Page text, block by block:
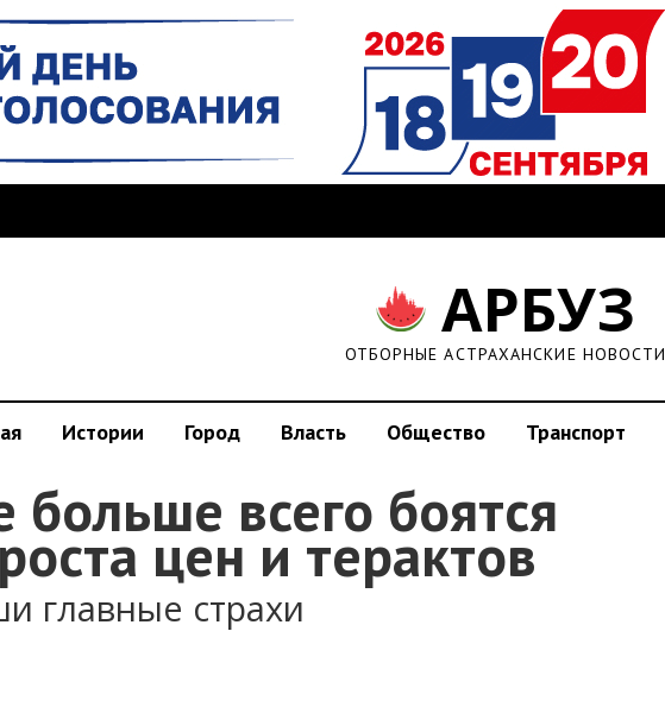
АРБУЗ
ОТБОРНЫЕ АСТРАХАНСКИЕ НОВОСТИ
Истории Город Власть Общество Транспорт
больше всего боятся
цен и терактов
главные страхи